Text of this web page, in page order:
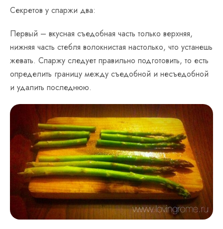
Секретов у спаржи два:
Первый – вкусная съедобная часть только верхняя,
нижняя часть стебля волокнистая настолько, что устанешь
жевать. Спаржу следует правильно подготовить, то есть
определить границу между съедобной и несъедобной
и удалить последнюю.